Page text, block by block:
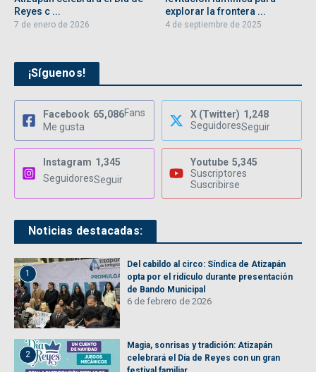
Reyes c ...
7 de enero de 2026
explorar la frontera ...
4 de septiembre de 2025
¡Síguenos!
Facebook 65,086Fans
Me gusta
X (Twitter) 1,248
SeguidoresSeguir
Instagram 1,345
SeguidoresSeguir
Youtube 5,345
Suscriptores
Suscribirse
Noticias destacadas:
1
Del cabildo al circo: Síndica de Atizapán
opta por el ridículo durante presentación
de Bando Municipal
6 de febrero de 2026
2
Magia, sonrisas y tradición: Atizapán
celebrará el Día de Reyes con un gran